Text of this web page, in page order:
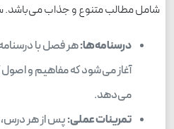
شامل مطالب متنوع و جذاب می‌باشد.
درسنامه‌ها:هر فصل با
آغاز می‌شود که مفاهیم و
می‌دهد.
تمرینات عملی:پس از هر درس،